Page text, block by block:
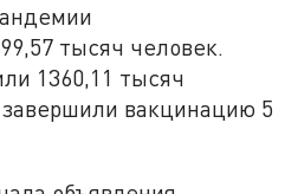
тысяч человек.
1360,11 тысяч
завершили вакцинацию 5